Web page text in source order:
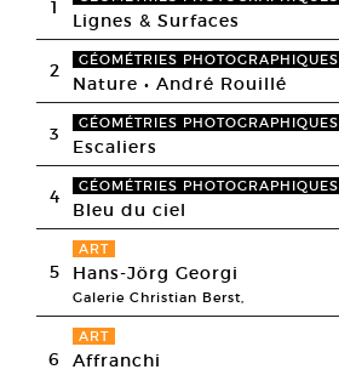
1
Lignes & Surfaces
2 GÉOMÉTRIES PHOTOGRAPHIQUES
Nature • André Rouillé
3 GÉOMÉTRIES PHOTOGRAPHIQUES
Escaliers
4 GÉOMÉTRIES PHOTOGRAPHIQUES
Bleu du ciel
5
ART
Hans-Jörg Georgi
Galerie Christian Berst,
6
ART
Affranchi